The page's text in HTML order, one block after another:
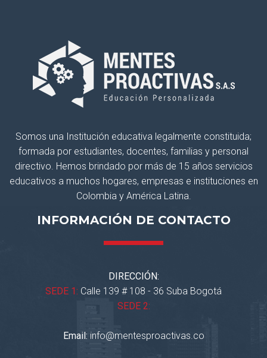
Somos una Institución educativa legalmente constituida;
formada por estudiantes, docentes, familias y personal
directivo. Hemos brindado por más de 15 años servicios
educativos a muchos hogares, empresas e instituciones en
Colombia y América Latina.
INFORMACIÓN DE CONTACTO
DIRECCIÓN:
SEDE 1: Calle 139 # 108 - 36 Suba Bogotá
SEDE 2:
Email: info@mentesproactivas.co